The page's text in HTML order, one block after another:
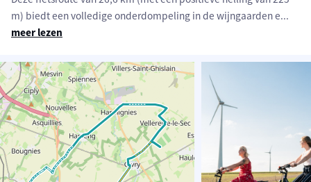
m) biedt een volledige onderdompeling in de wijngaarden e...
meer lezen